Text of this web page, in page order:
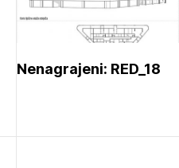
Nenagrajeni: RED_18